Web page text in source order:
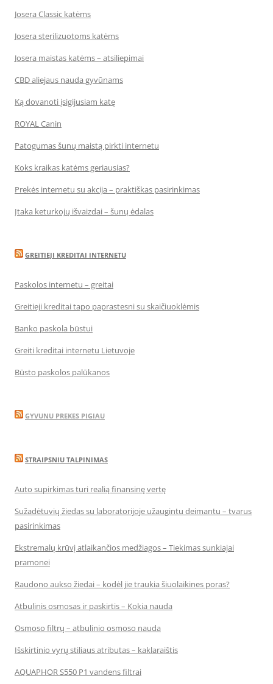
Josera Classic katėms
Josera sterilizuotoms katėms
Josera maistas katėms – atsiliepimai
CBD aliejaus nauda gyvūnams
Ką dovanoti įsigijusiam katę
ROYAL Canin
Patogumas šunų maistą pirkti internetu
Koks kraikas katėms geriausias?
Prekės internetu su akcija – praktiškas pasirinkimas
Įtaka keturkojų išvaizdai – šunų ėdalas
GREITIEJI KREDITAI INTERNETU
Paskolos internetu – greitai
Greitieji kreditai tapo paprastesni su skaičiuoklėmis
Banko paskola būstui
Greiti kreditai internetu Lietuvoje
Būsto paskolos palūkanos
GYVUNU PREKES PIGIAU
STRAIPSNIU TALPINIMAS
Auto supirkimas turi realią finansinę vertę
Sužadėtuvių žiedas su laboratorijoje užaugintu deimantu – tvarus
pasirinkimas
Ekstremalų krūvį atlaikančios medžiagos – Tiekimas sunkiajai
pramonei
Raudono aukso žiedai – kodėl jie traukia šiuolaikines poras?
Atbulinis osmosas ir paskirtis – Kokia nauda
Osmoso filtrų – atbulinio osmoso nauda
Išskirtinio vyrų stiliaus atributas – kaklaraištis
AQUAPHOR S550 P1 vandens filtrai